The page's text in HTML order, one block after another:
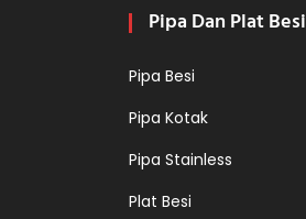
Pipa Dan Plat Besi
Pipa Besi
Pipa Kotak
Pipa Stainless
Plat Besi